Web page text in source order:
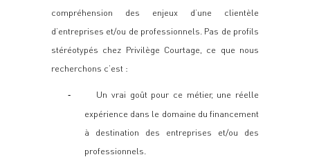
compréhension des enjeux d’une clientèle
d’entreprises et/ou de professionnels. Pas de profils
stéréotypés chez Privilège Courtage, ce que nous
recherchons c’est :
-
Un vrai goût pour ce métier, une réelle
expérience dans le domaine du financement
à destination des entreprises et/ou des
professionnels.